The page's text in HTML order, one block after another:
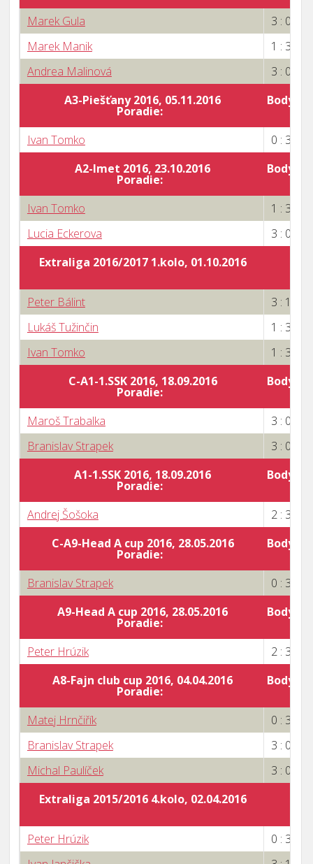
Marek Gula
3 : 0
Marek Manik
1 : 3
Andrea Malinová
3 : 0
A3-Piešťany 2016, 05.11.2016
Poradie:
Body
Ivan Tomko
0 : 3
A2-Imet 2016, 23.10.2016
Poradie:
Body
Ivan Tomko
1 : 3
Lucia Eckerova
3 : 0
Extraliga 2016/2017 1.kolo, 01.10.2016
Peter Bálint
3 : 1
Lukáš Tužinčin
1 : 3
Ivan Tomko
1 : 3
C-A1-1.SSK 2016, 18.09.2016
Poradie:
Body
Maroš Trabalka
3 : 0
Branislav Strapek
3 : 0
A1-1.SSK 2016, 18.09.2016
Poradie:
Body
Andrej Šošoka
2 : 3
C-A9-Head A cup 2016, 28.05.2016
Poradie:
Body
Branislav Strapek
0 : 3
A9-Head A cup 2016, 28.05.2016
Poradie:
Body
Peter Hrúzik
2 : 3
A8-Fajn club cup 2016, 04.04.2016
Poradie:
Body
Matej Hrnčiřík
0 : 3
Branislav Strapek
3 : 0
Michal Paulíček
3 : 0
Extraliga 2015/2016 4.kolo, 02.04.2016
Peter Hrúzik
0 : 3